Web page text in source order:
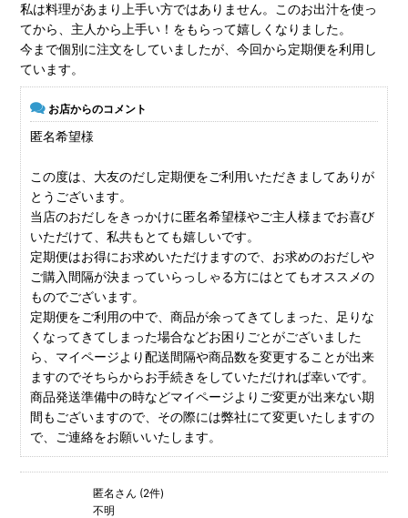
私は料理があまり上手い方ではありません。このお出汁を使っ
てから、主人から上手い！をもらって嬉しくなりました。
今まで個別に注文をしていましたが、今回から定期便を利用し
ています。
お店からのコメント
匿名希望様
この度は、大友のだし定期便をご利用いただきましてありが
とうございます。
当店のおだしをきっかけに匿名希望様やご主人様までお喜び
いただけて、私共もとても嬉しいです。
定期便はお得にお求めいただけますので、お求めのおだしや
ご購入間隔が決まっていらっしゃる方にはとてもオススメの
ものでございます。
定期便をご利用の中で、商品が余ってきてしまった、足りな
くなってきてしまった場合などお困りごとがございました
ら、マイページより配送間隔や商品数を変更することが出来
ますのでそちらからお手続きをしていただければ幸いです。
商品発送準備中の時などマイページよりご変更が出来ない期
間もございますので、その際には弊社にて変更いたしますの
で、ご連絡をお願いいたします。
匿名さん (2件)
不明